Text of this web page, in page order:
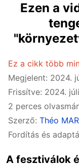
Ezen a
Ez a cikk több
Megjelent: 2024.
Frissítve: 2024.
2 perces
Szerző: Théo
Fordítás és
A fesztiválok